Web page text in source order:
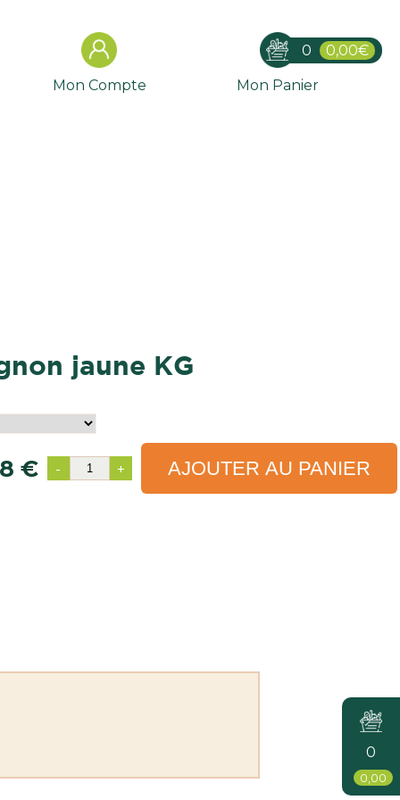
Mon Compte Mon Panier
0 0,00€
0
0,00
jaune KG
€ - + AJOUTER AU PANIER